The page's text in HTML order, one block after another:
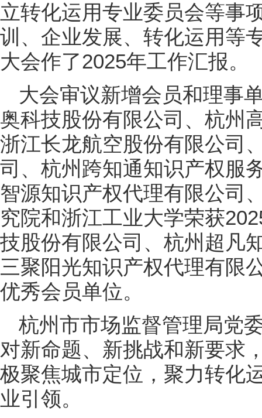
立转化运用专业委员会等事
训、企业发展、转化运用等
大会作了2025年工作汇报。
大会审议新增会员和理事
奥科技股份有限公司、杭州
浙江长龙航空股份有限公司
司、杭州跨知通知识产权服
智源知识产权代理有限公司
究院和浙江工业大学荣获
技股份有限公司、杭州超凡
三聚阳光知识产权代理有限
优秀会员单位。
杭州市市场监督管理局党
对新命题、新挑战和新要求
极聚焦城市定位，聚力转化
业引领。